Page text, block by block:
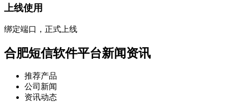
上线使用
绑定端口，正式上线
合肥短信软件平台新闻资讯
推荐产品
公司新闻
资讯动态